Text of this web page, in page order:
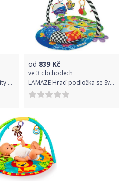
SKIP HOP T&T - Deka Aktivity Kemping Stan
od 839 Kč
ve 3 obchodech
LAMAZE Hrací podložka se Světluškou Freddie